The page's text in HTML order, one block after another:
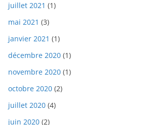
juillet 2021 (1)
mai 2021 (3)
janvier 2021 (1)
décembre 2020 (1)
novembre 2020 (1)
octobre 2020 (2)
juillet 2020 (4)
juin 2020 (2)